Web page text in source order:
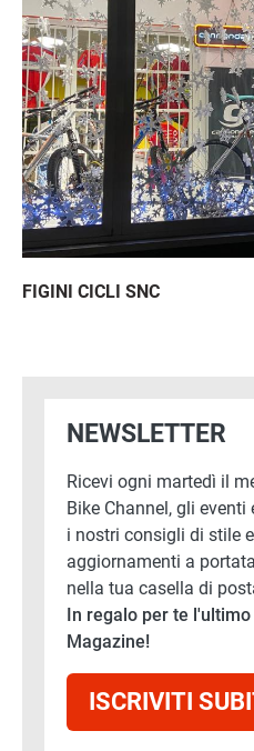
FIGINI CICLI SNC
NEWSLETTER
Ricevi ogni martedì il
Bike Channel, gli
i nostri consigli di stile
aggiornamenti a
nella tua casella di
In regalo per te
Magazine!
ISCRIVITI